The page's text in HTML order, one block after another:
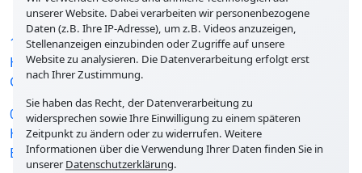
Cup
13.03.2026
Hallbergmoos
Gottesdienst mit Chor
08.03.2026
Hallbergmoos
05.03.2026
Hallbergmoos
Backen
05.03.2026
Hallbergmoos
Singen mit unsere
unserer Website. Dabei verarbeiten wir personenbezogene
Daten (z.B. Ihre IP-Adresse), um z.B. Videos anzuzeigen,
Stellenanzeigen einzubinden oder Zugriffe auf unsere
Website zu analysieren. Die Datenverarbeitung erfolgt erst
nach Ihrer Zustimmung.
Sie haben das Recht, der Datenverarbeitung zu
widersprechen sowie Ihre Einwilligung zu einem späteren
Zeitpunkt zu ändern oder zu widerrufen. Weitere
Informationen über die Verwendung Ihrer Daten finden Sie in
unsererDatenschutzerklärung.